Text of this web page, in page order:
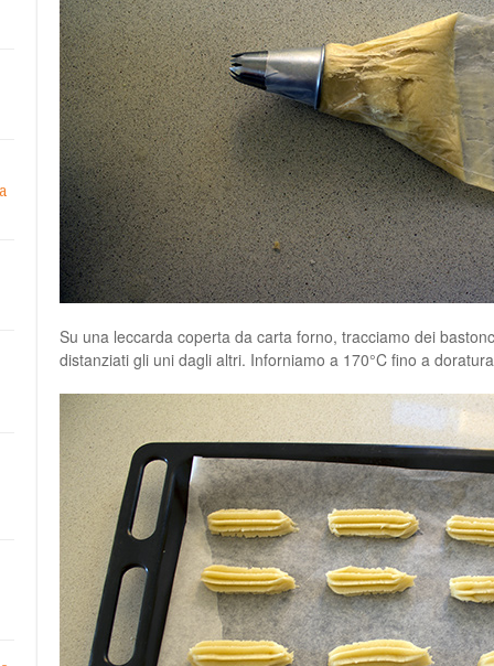
Su una leccarda coperta da carta forno, tracciamo dei
distanziati gli uni dagli altri. Inforniamo a 170°C fino a